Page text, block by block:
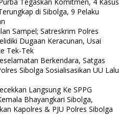
di Sibolga, 9 Pelaku
Sampel; Satreskrim Polres
Dugaan Keracunan, Usai
Tek-Tek
Berkendara, Satgas
Sibolga Sosialisasikan UU Lalu
Langsung Ke SPPG
Bhayangkari Sibolga,
Kapolres & PJU Polres Sibolga